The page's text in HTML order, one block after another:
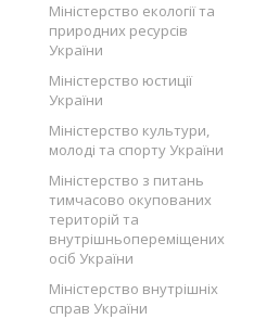
Міністерство екології та
природних ресурсів
України
Міністерство юстиції
України
Міністерство культури,
молоді та спорту України
Міністерство з питань
тимчасово окупованих
територій та
внутрішньопереміщених
осіб України
Міністерство внутрішніх
справ України